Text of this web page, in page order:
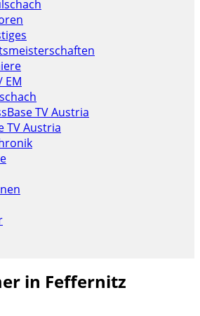
EM
TV Austria
TV Austria
in Feffernitz